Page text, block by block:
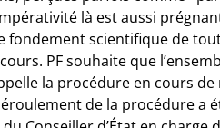
là est aussi
scientifique de
PF souhaite que
la procédure en cours
de la procédure a